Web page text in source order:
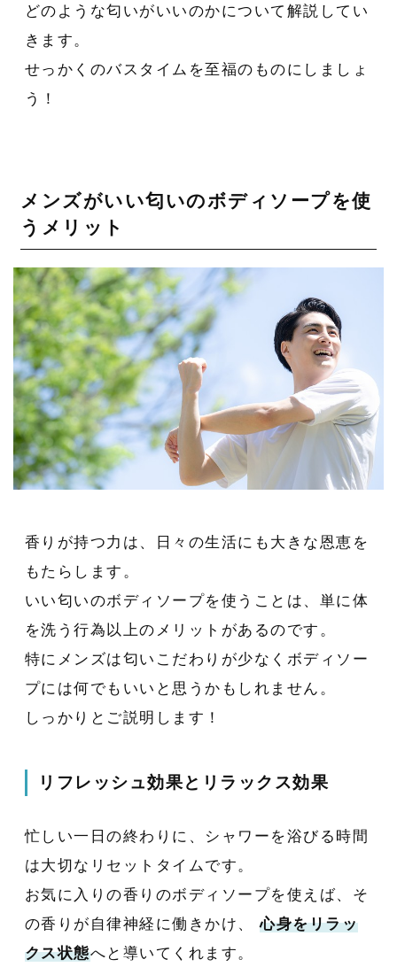
どのような匂いがいいのかについて解説してい
きます。
せっかくのバスタイムを至福のものにしましょ
う！
メンズがいい匂いのボディソープを使
うメリット
香りが持つ力は、日々の生活にも大きな恩恵を
もたらします。
いい匂いのボディソープを使うことは、単に体
を洗う行為以上のメリットがあるのです。
特にメンズは匂いこだわりが少なくボディソー
プには何でもいいと思うかもしれません。
しっかりとご説明します！
リフレッシュ効果とリラックス効果
忙しい一日の終わりに、シャワーを浴びる時間
は大切なリセットタイムです。
お気に入りの香りのボディソープを使えば、そ
の香りが自律神経に働きかけ、心身をリラッ
クス状態へと導いてくれます。